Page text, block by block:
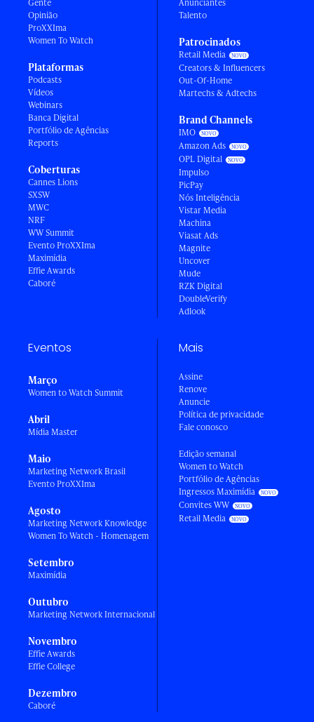
Opinião
ProXXIma
Women To Watch
Plataformas
Podcasts
Vídeos
Webinars
Banca Digital
Portfólio de Agências
Reports
Coberturas
Cannes Lions
SXSW
MWC
NRF
WW Summit
Evento ProXXIma
Maximídia
Effie Awards
Caboré
Talento
Patrocinados
Retail Media
Creators & Influencers
Out-Of-Home
Martechs & Adtechs
Brand Channels
IMO
Amazon Ads
OPL Digital
Impulso
PicPay
Nós Inteligência
Vistar Media
Machina
Viasat Ads
Magnite
Uncover
Mude
RZK Digital
DoubleVerify
Adlook
Eventos
Março
Women to Watch Summit
Abril
Mídia Master
Maio
Marketing Network Brasil
Evento ProXXIma
Agosto
Marketing Network Knowledge
Women To Watch - Homenagem
Setembro
Maximídia
Outubro
Marketing Network Internacional
Novembro
Effie Awards
Effie College
Dezembro
Caboré
Mais
Assine
Renove
Anuncie
Política de privacidade
Fale conosco
Edição semanal
Women to Watch
Portfólio de Agências
Ingressos Maximídia
Convites WW
Retail Media